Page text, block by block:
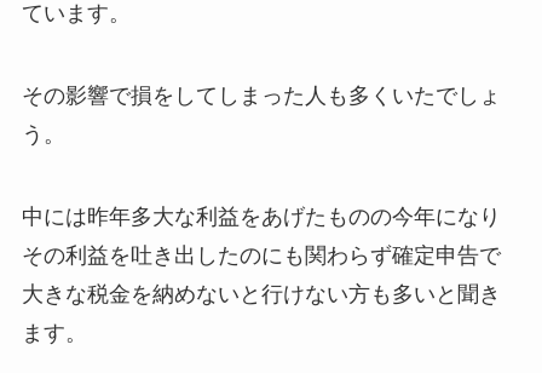
ています。
その影響で損をしてしまった人も多くいたでしょ
う。
中には昨年多大な利益をあげたものの今年になり
その利益を吐き出したのにも関わらず確定申告で
大きな税金を納めないと行けない方も多いと聞き
ます。